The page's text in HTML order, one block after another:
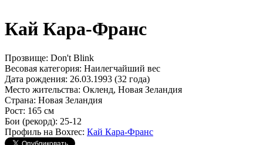
Кай Кара-Франс
Прозвище: Don't Blink
Весовая категория: Наилегчайший вес
Дата рождения: 26.03.1993 (32 года)
Место жительства: Окленд, Новая Зеландия
Страна: Новая Зеландия
Рост: 165 см
Бои (рекорд): 25-12
Профиль на Boxrec: Кай Кара-Франс